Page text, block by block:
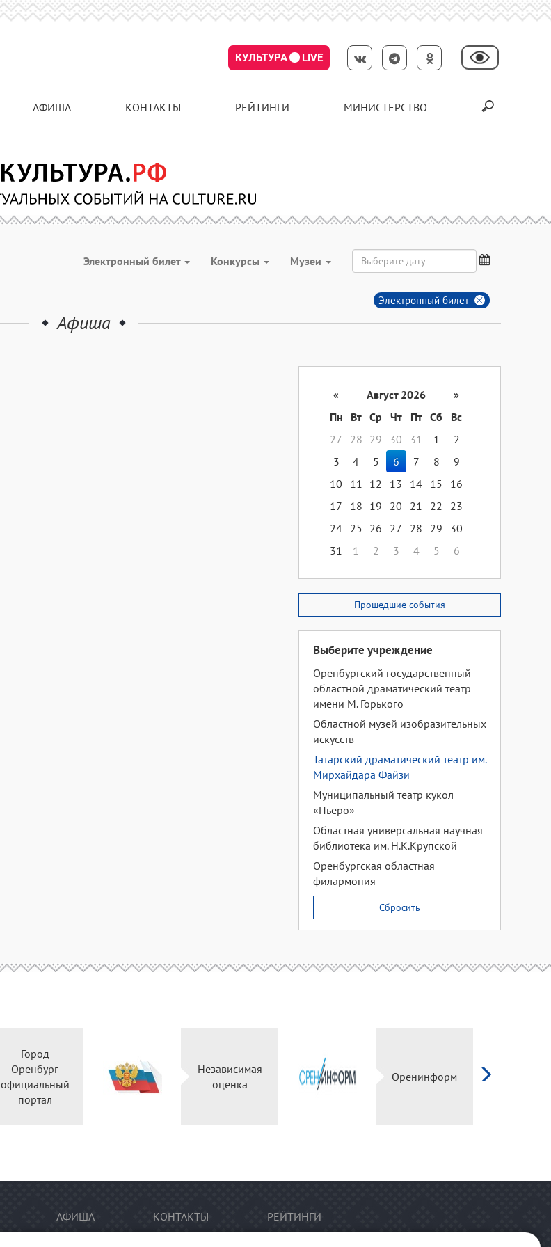
КУЛЬТУРА LIVE
АФИША КОНТАКТЫ РЕЙТИНГИ МИНИСТЕРСТВО
Электронный билет Конкурсы Музеи
Электронный билет
Афиша
« Август 2026
»
Пн
Вт Ср Чт Пт Сб
Вс
27
28 29 30 31 1
2
3
4 5 6 7 8
9
10
11 12 13 14 15
16
17
18 19 20 21 22
23
24 25 26 27 28 29
30
31
1 2 3 4 5 6
Прошедшие события
Выберите учреждение
Оренбургский государственный
областной драматический театр
имени М. Горького
Областной музей изобразительных
искусств
Татарский драматический театр им.
Мирхайдара Файзи
Муниципальный театр кукол
«Пьеро»
Областная универсальная научная
библиотека им. Н.К.Крупской
Оренбургская областная
филармония
Сбросить
Город
Оренбург
официальный
портал
Независимая
оценка
Оренинформ
АФИША КОНТАКТЫ РЕЙТИНГИ